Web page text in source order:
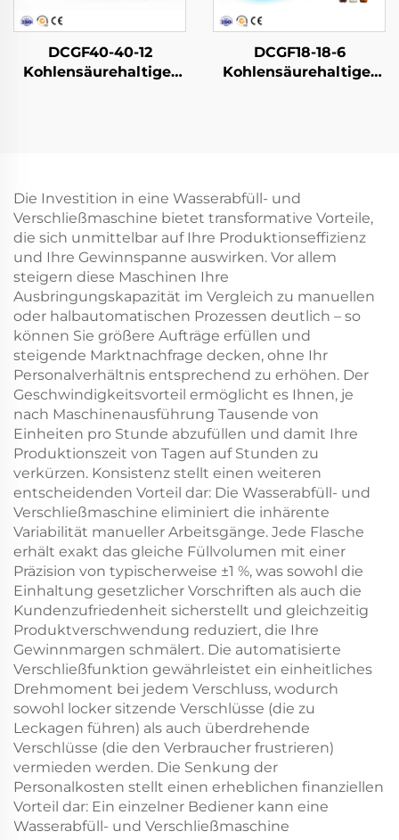
DCGF40-40-12
Kohlensäurehaltige-
DCGF18-18-6
Kohlensäurehaltige-
Die Investition in eine Wasserabfüll- und
Verschließmaschine bietet transformative Vorteile,
die sich unmittelbar auf Ihre Produktionseffizienz
und Ihre Gewinnspanne auswirken. Vor allem
steigern diese Maschinen Ihre
Ausbringungskapazität im Vergleich zu manuellen
oder halbautomatischen Prozessen deutlich – so
können Sie größere Aufträge erfüllen und
steigende Marktnachfrage decken, ohne Ihr
Personalverhältnis entsprechend zu erhöhen. Der
Geschwindigkeitsvorteil ermöglicht es Ihnen, je
nach Maschinenausführung Tausende von
Einheiten pro Stunde abzufüllen und damit Ihre
Produktionszeit von Tagen auf Stunden zu
verkürzen. Konsistenz stellt einen weiteren
entscheidenden Vorteil dar: Die Wasserabfüll- und
Verschließmaschine eliminiert die inhärente
Variabilität manueller Arbeitsgänge. Jede Flasche
erhält exakt das gleiche Füllvolumen mit einer
Präzision von typischerweise ±1 %, was sowohl die
Einhaltung gesetzlicher Vorschriften als auch die
Kundenzufriedenheit sicherstellt und gleichzeitig
Produktverschwendung reduziert, die Ihre
Gewinnmargen schmälert. Die automatisierte
Verschließfunktion gewährleistet ein einheitliches
Drehmoment bei jedem Verschluss, wodurch
sowohl locker sitzende Verschlüsse (die zu
Leckagen führen) als auch überdrehende
Verschlüsse (die den Verbraucher frustrieren)
vermieden werden. Die Senkung der
Personalkosten stellt einen erheblichen finanziellen
Vorteil dar: Ein einzelner Bediener kann eine
Wasserabfüll- und Verschließmaschine